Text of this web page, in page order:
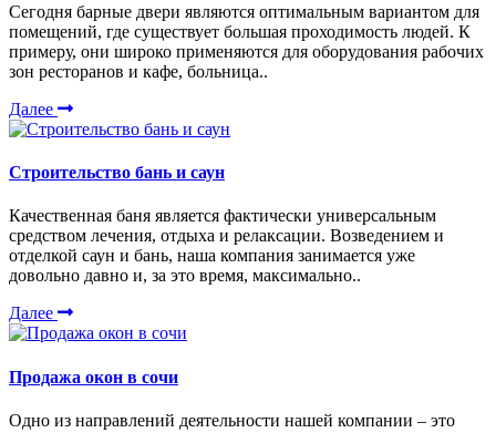
Сегодня барные двери являются оптимальным вариантом для
помещений, где существует большая проходимость людей. К
примеру, они широко применяются для оборудования рабочих
зон ресторанов и кафе, больница..
Далее
Строительство бань и саун
Качественная баня является фактически универсальным
средством лечения, отдыха и релаксации. Возведением и
отделкой саун и бань, наша компания занимается уже
довольно давно и, за это время, максимально..
Далее
Продажа окон в сочи
Одно из направлений деятельности нашей компании – это